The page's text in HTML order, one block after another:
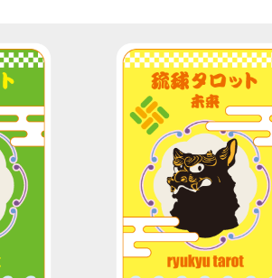
占い
ドを
このカードは
「未来」
のカードです。
貴方が自分の未来を占い
たいのならこのカードを
引いてください。
このカードを引く！